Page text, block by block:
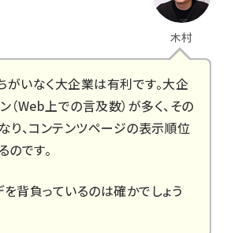
木村
がいなく大企業は有利です。大企
（Web上での言及数）が多く、その
り、コンテンツページの表示順位
のです。
背負っているのは確かでしょう